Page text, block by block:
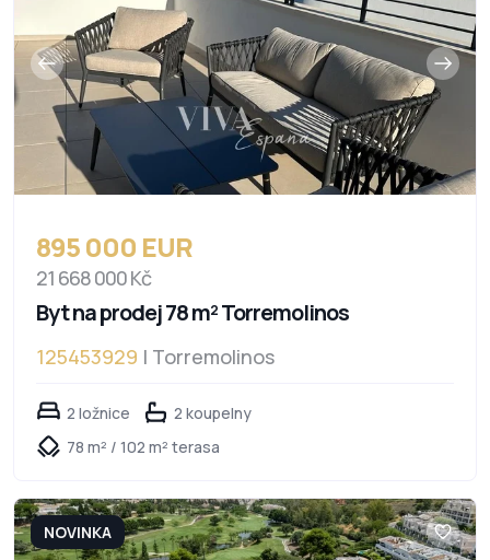
895 000 EUR
21 668 000 Kč
Byt na prodej 78 m² Torremolinos
125453929 | Torremolinos
2 ložnice
2 koupelny
78 m² / 102 m² terasa
NOVINKA